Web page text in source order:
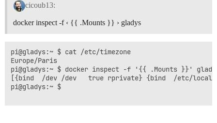
cicoub13:
docker inspect -f ‹ {{ .Mounts }} › gladys
pi@gladys:~ $ cat /etc/timezone
Europe/Paris
pi@gladys:~ $ docker inspect -f '{{ .Mounts }}'
[{bind  /dev /dev   true rprivate} {bind  /etc/
pi@gladys:~ $